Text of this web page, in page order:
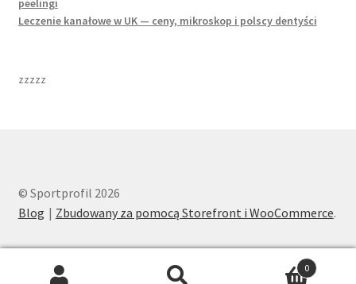
peelingi
Leczenie kanałowe w UK — ceny, mikroskop i polscy dentyści
zzzzz
© Sportprofil 2026
Blog
Zbudowany za pomocą Storefront i WooCommerce.
0